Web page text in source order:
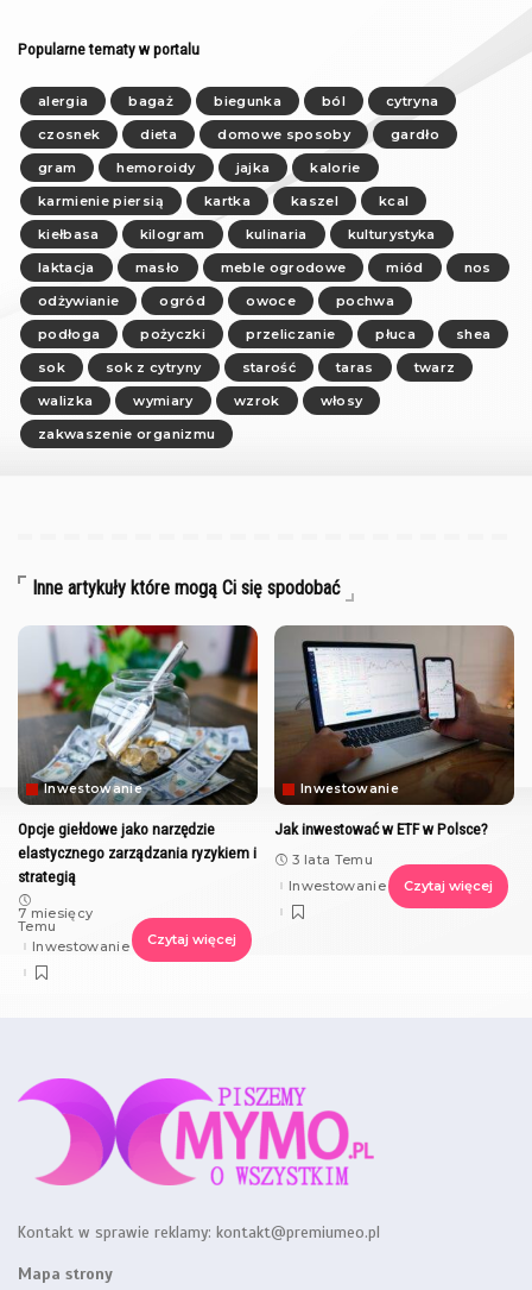
Popularne tematy w portalu
alergia bagaż biegunka ból
cytryna
czosnek
dieta domowe sposoby
gardło
gram
hemoroidy jajka
kalorie
karmienie piersią
kartka kaszel
kcal
kiełbasa
kilogram kulinaria
kulturystyka
laktacja
masło meble ogrodowe miód
nos
odżywianie
ogród owoce
pochwa
podłoga
pożyczki przeliczanie płuca
shea
sok
sok z cytryny starość taras
twarz
walizka
wymiary wzrok
włosy
zakwaszenie organizmu
Inne artykuły które mogą Ci się spodobać
Inwestowanie
Opcje giełdowe jako narzędzie
elastycznego zarządzania ryzykiem i
strategią
7 miesięcy
Temu
Inwestowanie
Czytaj więcej
Inwestowanie
Jak inwestować w ETF w Polsce?
3 lata Temu
Inwestowanie
Czytaj więcej
Kontakt w sprawie reklamy: kontakt@premiumeo.pl
Mapa strony